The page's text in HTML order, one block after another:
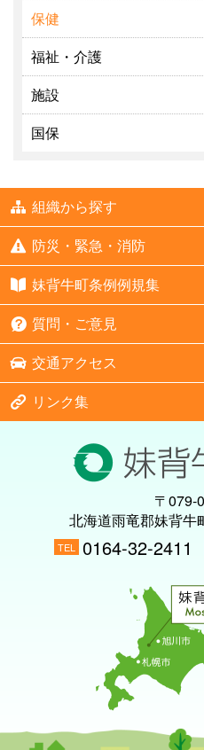
保健
福祉・介護
施設
国保
組織から探す
防災・緊急・消防
妹背牛町条例例規集
質問・ご意見
交通アクセス
リンク集
〒079-
北海道雨竜郡妹背牛
TEL 0164-32-2411